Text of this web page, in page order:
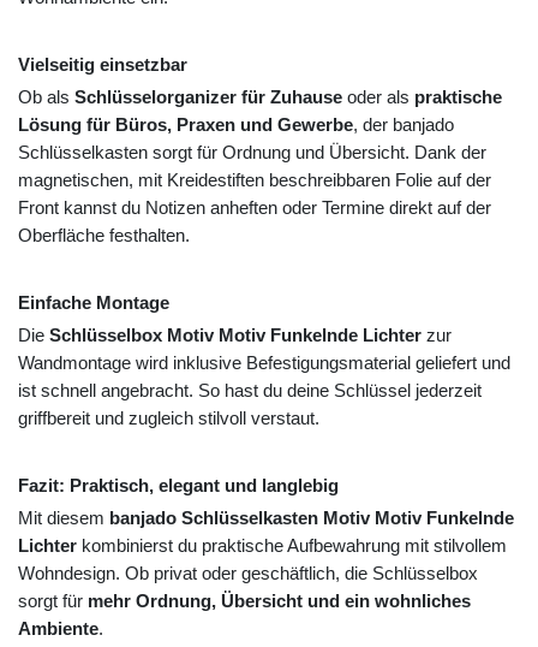
Vielseitig einsetzbar
Ob als Schlüsselorganizer für Zuhause oder als praktische
Lösung für Büros, Praxen und Gewerbe, der banjado
Schlüsselkasten sorgt für Ordnung und Übersicht. Dank der
magnetischen, mit Kreidestiften beschreibbaren Folie auf der
Front kannst du Notizen anheften oder Termine direkt auf der
Oberfläche festhalten.
Einfache Montage
Die Schlüsselbox Motiv Motiv Funkelnde Lichter zur
Wandmontage wird inklusive Befestigungsmaterial geliefert und
ist schnell angebracht. So hast du deine Schlüssel jederzeit
griffbereit und zugleich stilvoll verstaut.
Fazit: Praktisch, elegant und langlebig
Mit diesem banjado Schlüsselkasten Motiv Motiv Funkelnde
Lichter kombinierst du praktische Aufbewahrung mit stilvollem
Wohndesign. Ob privat oder geschäftlich, die Schlüsselbox
sorgt für mehr Ordnung, Übersicht und ein wohnliches
Ambiente.